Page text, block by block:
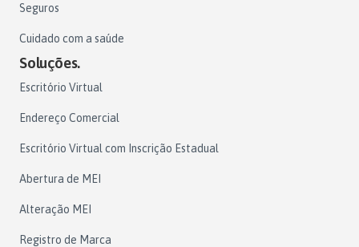
Seguros
Cuidado com a saúde
Soluções.
Escritório Virtual
Endereço Comercial
Escritório Virtual com Inscrição Estadual
Abertura de MEI
Alteração MEI
Registro de Marca